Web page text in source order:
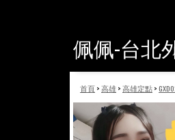
佩佩-台北
首頁>高雄>高雄定點>